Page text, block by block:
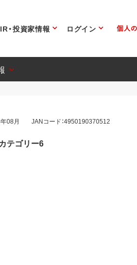
IR・投資家情報 ログイン
08月 JANコード：4950190370512
テゴリー6